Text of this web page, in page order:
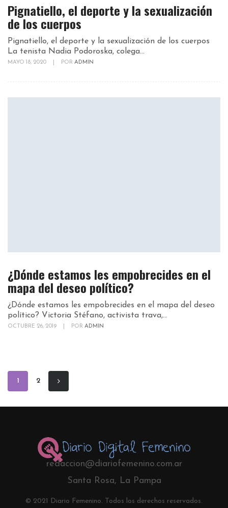
Pignatiello, el deporte y la sexualización
de los cuerpos
Pignatiello, el deporte y la sexualización de los cuerpos
La tenista Nadia Podoroska, colega...
MAYO 18, 2020 POR ADMIN
¿Dónde estamos les empobrecides en el
mapa del deseo político?
¿Dónde estamos les empobrecides en el mapa del deseo
político? Victoria Stéfano, activista trava,...
OCTUBRE 26, 2019 POR ADMIN
1 2
redaccion@diariofemenino.com.ar
Santa Rosa, La Pampa
© 2021 Diario Femenino. Todos los derechos reservados.